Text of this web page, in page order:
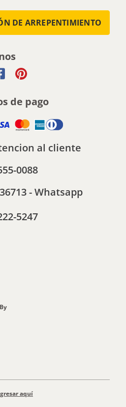
DE ARREPENTIMIENTO
de pago
al cliente
0088
- Whatsapp
5247
aquí